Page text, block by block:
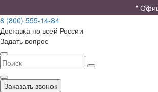
"
8 (800) 555-14-84
Доставка по всей России
Задать вопрос
Заказать звонок